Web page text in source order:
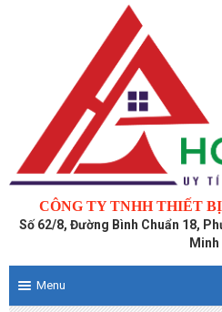
CÔNG TY TNHH THIẾT
Số 62/8, Đường Bình Chuẩn 18,
Minh
Menu